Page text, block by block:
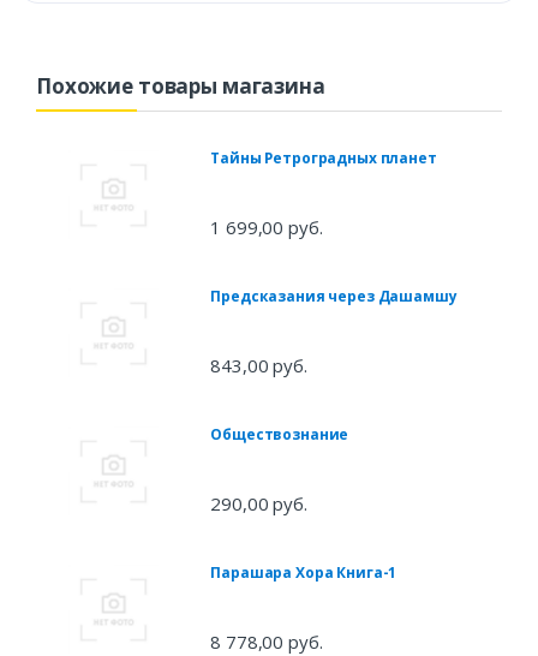
Похожие товары магазина
Тайны Ретроградных планет
1 699,00 руб.
Предсказания через Дашамшу
843,00 руб.
Обществознание
290,00 руб.
Парашара Хора Книга-1
8 778,00 руб.